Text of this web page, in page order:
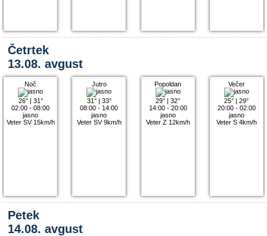
Četrtek
13.08. avgust
Noč
26°| 31°
02:00 - 08:00
jasno
Veter SV 15km/h
Jutro
31°| 33°
08:00 - 14:00
jasno
Veter SV 9km/h
Popoldan
29° |32°
14:00 - 20:00
jasno
Veter Z 12km/h
Večer
25° |29°
20:00 - 02:00
jasno
Veter S 4km/h
Petek
14.08. avgust